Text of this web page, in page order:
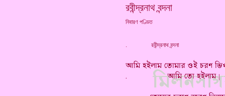
রবীন্দ্রনাথ বন্দনা
নিবারণ পণ্ডিত
. রবীন্দ্রনাথ বন্দনা